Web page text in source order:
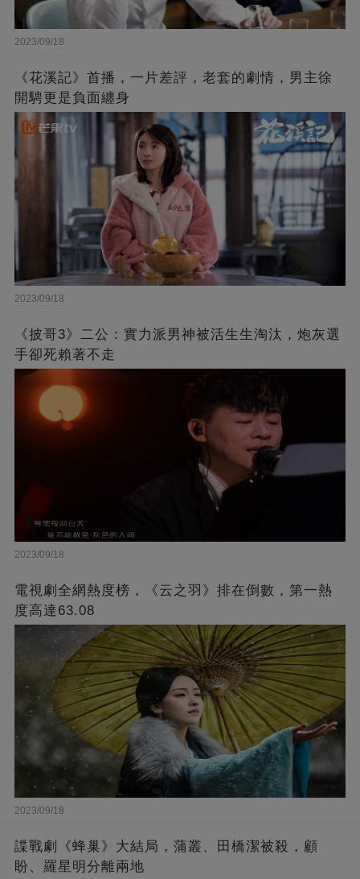
2023/09/18
《花溪記》首播，一片差評，老套的劇情，男主徐
開騁更是負面纏身
2023/09/18
《披哥3》二公：實力派男神被活生生淘汰，炮灰選
手卻死賴著不走
2023/09/18
電視劇全網熱度榜，《云之羽》排在倒數，第一熱
度高達63.08
2023/09/18
諜戰劇《蜂巢》大結局，蒲叢、田橋潔被殺，顧
盼、羅星明分離兩地